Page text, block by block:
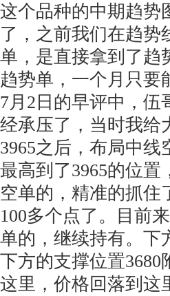
这个品种的中期趋势
了，之前我们在趋势
单，是直接拿到了趋
趋势单，一个月只要
7月2日的早评中，
经承压了，当时我给
3965之后，布局中
最高到了3965的位
空单的，精准的抓住
100多个点了。目前
单的，继续持有。下
下方的支撑位置
这里，价格回落到这